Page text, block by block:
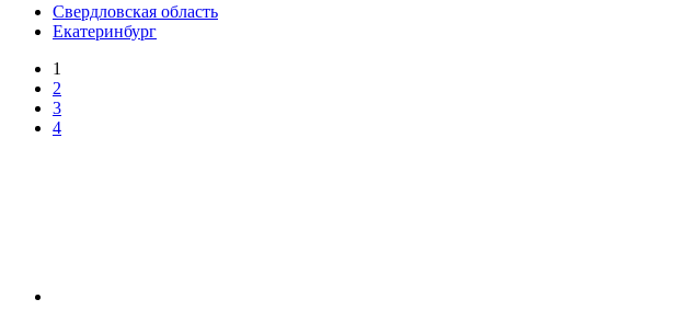
Свердловская область
Екатеринбург
1
2
3
4